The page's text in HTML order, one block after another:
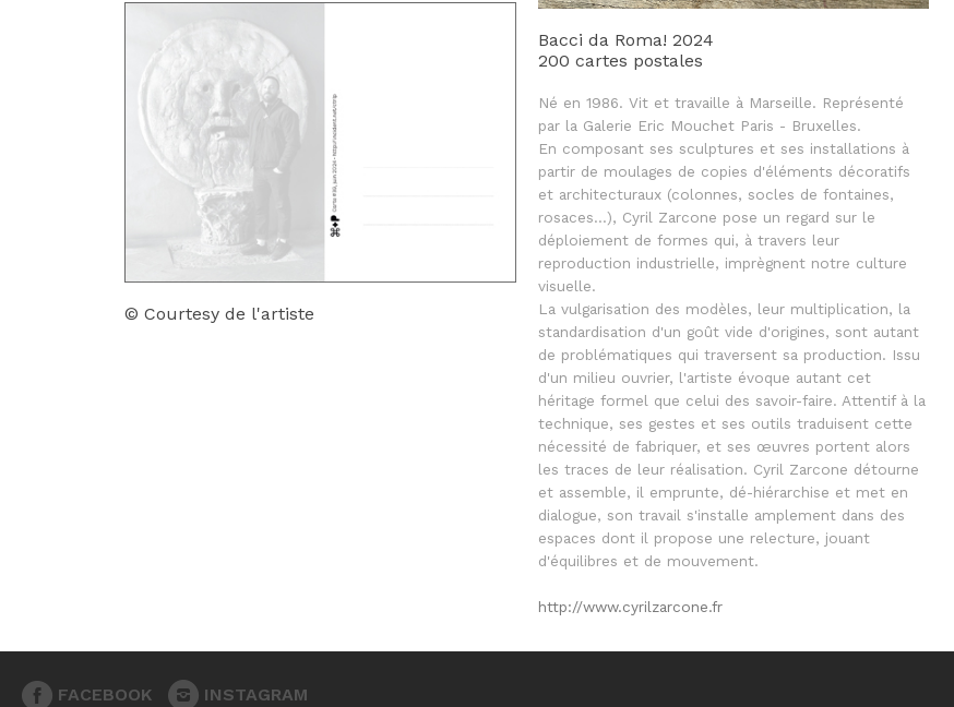
© Courtesy de l'artiste
Bacci da Roma! 2024
200 cartes postales
Né en 1986. Vit et travaille à Marseille. Représenté
par la Galerie Eric Mouchet Paris - Bruxelles.
En composant ses sculptures et ses installations à
partir de moulages de copies d'éléments décoratifs
et architecturaux (colonnes, socles de fontaines,
rosaces...), Cyril Zarcone pose un regard sur le
déploiement de formes qui, à travers leur
reproduction industrielle, imprègnent notre culture
visuelle.
La vulgarisation des modèles, leur multiplication, la
standardisation d'un goût vide d'origines, sont autant
de problématiques qui traversent sa production. Issu
d'un milieu ouvrier, l'artiste évoque autant cet
héritage formel que celui des savoir-faire. Attentif à la
technique, ses gestes et ses outils traduisent cette
nécessité de fabriquer, et ses œuvres portent alors
les traces de leur réalisation. Cyril Zarcone détourne
et assemble, il emprunte, dé-hiérarchise et met en
dialogue, son travail s'installe amplement dans des
espaces dont il propose une relecture, jouant
d'équilibres et de mouvement.
http://www.cyrilzarcone.fr
FACEBOOK INSTAGRAM